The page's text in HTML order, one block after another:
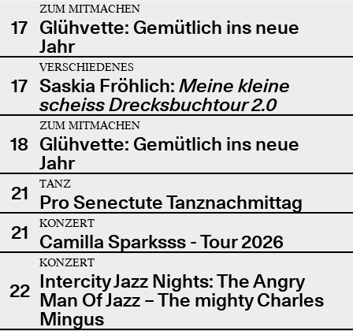
17
ZUM MITMACHEN
Glühvette: Gemütlich ins neue
Jahr
17
VERSCHIEDENES
Saskia Fröhlich: Meine kleine
scheiss Drecksbuchtour 2.0
18
ZUM MITMACHEN
Glühvette: Gemütlich ins neue
Jahr
21
TANZ
Pro Senectute Tanznachmittag
21
KONZERT
Camilla Sparksss - Tour 2026
22
KONZERT
Intercity Jazz Nights: The Angry
Man Of Jazz – The mighty Charles
Mingus